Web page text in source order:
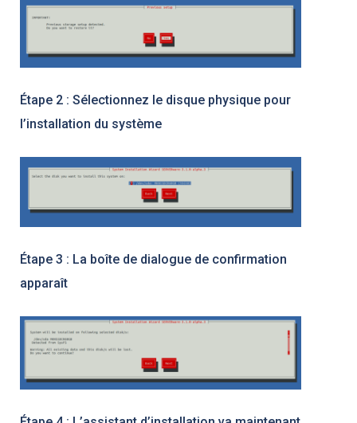
Étape 2 : Sélectionnez le disque physique pour
l’installation du système
Étape 3 : La boîte de dialogue de confirmation
apparaît